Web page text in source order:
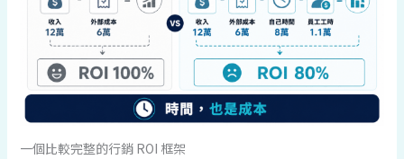
一個比較完整的行銷 ROI 框架